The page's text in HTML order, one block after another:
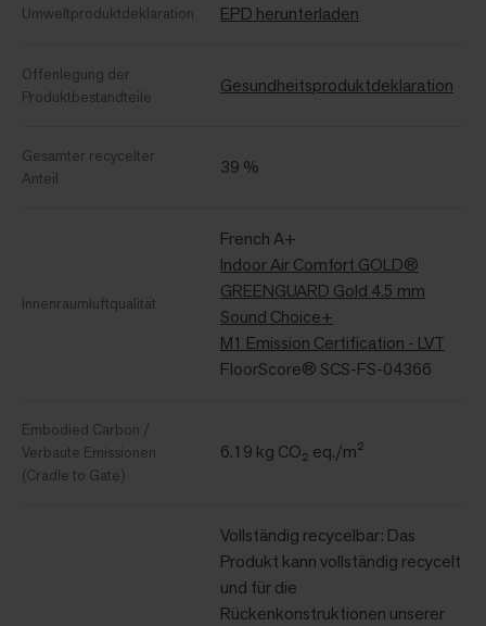
Umweltproduktdeklaration EPD herunterladen
Offenlegung der
Produktbestandteile
Gesundheitsproduktdeklaration
Gesamter recycelter
Anteil
39 %
Innenraumluftqualität
French A+
Indoor Air Comfort GOLD®
GREENGUARD Gold 4.5 mm
Sound Choice+
M1 Emission Certification - LVT
FloorScore® SCS-FS-04366
Embodied Carbon /
Verbaute Emissionen
(Cradle to Gate)
6.19 kg CO₂ eq./m²
Vollständig recycelbar: Das
Produkt kann vollständig recycelt
und für die
Rückenkonstruktionen unserer